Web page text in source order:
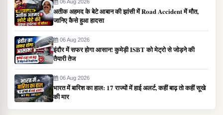
06 Aug 2026
अतीक अहमद के बेटे आबान की झांसी में Road Accident में मौत,
जानिए कैसे हुआ हादसा
06 Aug 2026
इंदौर में सफर होगा आसान! कुमेड़ी ISBT को मेट्रो से जोड़ने की
तैयारी तेज
06 Aug 2026
भारत में बारिश का हाल: 17 राज्यों में हाई अलर्ट, कहीं बाढ़ तो कहीं सूखे
की मार